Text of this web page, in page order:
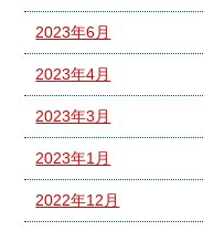
2023年6月
2023年4月
2023年3月
2023年1月
2022年12月